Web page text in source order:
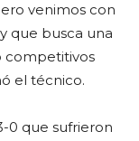
venimos con
que busca una
competitivos
el técnico.
0 que sufrieron